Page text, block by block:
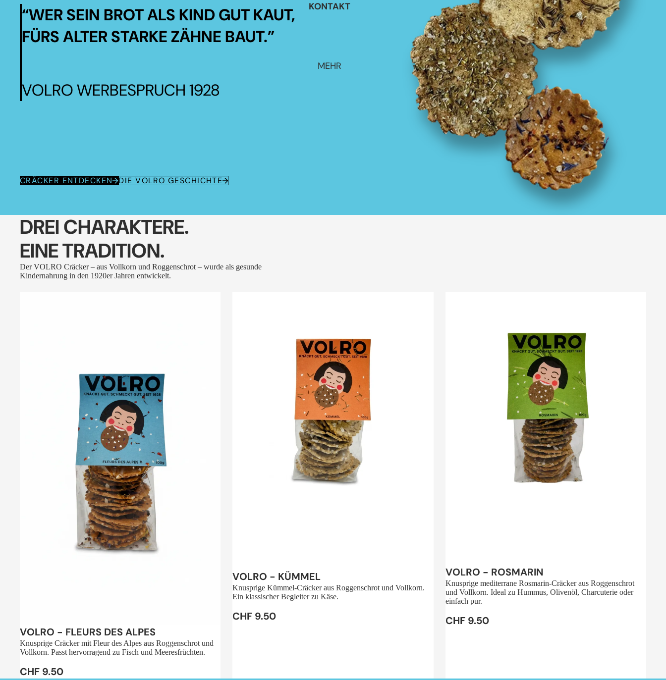
KONTAKT
MEHR
“WER SEIN BROT ALS KIND GUT KAUT,
FÜRS ALTER STARKE ZÄHNE BAUT.”
VOLRO WERBESPRUCH 1928
CRÄCKER ENTDECKEN DIE VOLRO GESCHICHTE
DREI CHARAKTERE.
EINE TRADITION.
Der VOLRO Cräcker – aus Vollkorn und Roggenschrot – wurde als gesunde
Kindernahrung in den 1920er Jahren entwickelt.
Sale
VOLRO - FLEURS DES ALPES
Knusprige Cräcker mit Fleur des Alpes aus Roggenschrot und
Vollkorn. Passt hervorragend zu Fisch und Meeresfrüchten.
CHF 9.50
VOLRO - KÜMMEL
Knusprige Kümmel-Cräcker aus Roggenschrot und Vollkorn.
Ein klassischer Begleiter zu Käse.
CHF 9.50
VOLRO - ROSMARIN
Knusprige mediterrane Rosmarin-Cräcker aus Roggenschrot
und Vollkorn. Ideal zu Hummus, Olivenöl, Charcuterie oder
einfach pur.
CHF 9.50